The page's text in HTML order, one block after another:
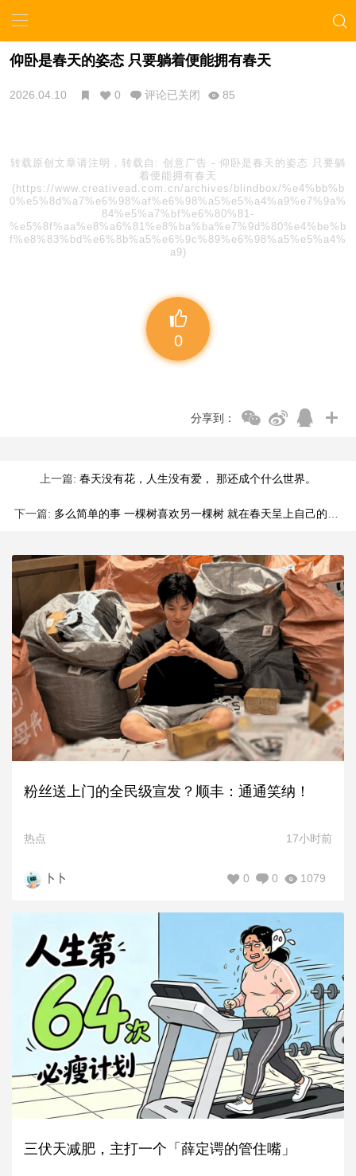
仰卧是春天的姿态 只要躺着便能拥有春天
2026.04.10 0 评论已关闭 85
转载原创文章请注明，转载自: 创意广告 - 仰卧是春天的姿态 只要躺
着便能拥有春天
(https://www.creativead.com.cn/archives/blindbox/%e4%bb%b
0%e5%8d%a7%e6%98%af%e6%98%a5%e5%a4%a9%e7%9a%
84%e5%a7%bf%e6%80%81-
%e5%8f%aa%e8%a6%81%e8%ba%ba%e7%9d%80%e4%be%b
f%e8%83%bd%e6%8b%a5%e6%9c%89%e6%98%a5%e5%a4%
a9)
0
分享到：
上一篇: 春天没有花，人生没有爱， 那还成个什么世界。
下一篇: 多么简单的事 一棵树喜欢另一棵树 就在春天呈上自己的所有
粉丝送上门的全民级宣发？顺丰：通通笑纳！
热点 17小时前
卜卜 1079
0
0
三伏天减肥，主打一个「薛定谔的管住嘴」